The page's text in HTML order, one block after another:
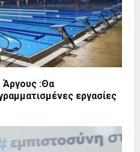
Άργους :Θα
εργασίες